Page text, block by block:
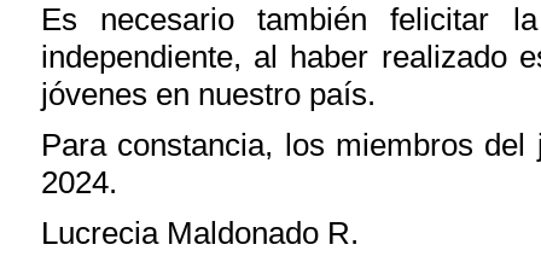
Es necesario también felicitar
independiente, al haber realizado
jóvenes en nuestro país.
Para constancia, los miembros
2024.
Lucrecia Maldonado R.